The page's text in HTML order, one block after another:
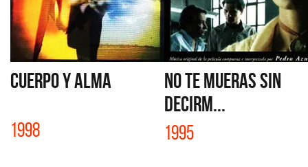
CUERPO Y ALMA
1998
NO TE MUERAS SIN
DECIRM...
1995